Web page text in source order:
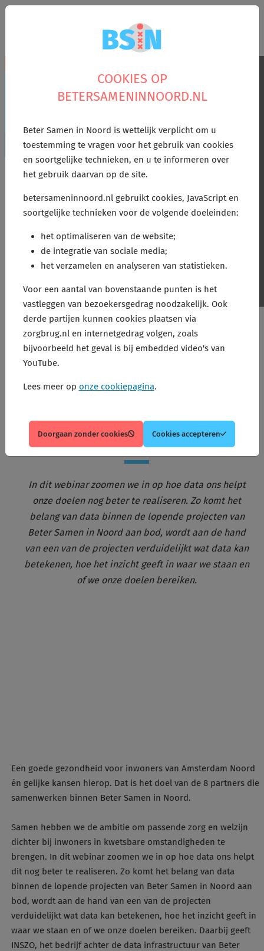
terug: 'Beter samen
met data'
Kijk nu het webinar
data'
In dit webinar zoomen we in op hoe data ons helpt
onze doelen nog beter te realiseren. Zo komt het
belang van data binnen de lopende projecten van
Beter Samen in Noord aan bod, wordt aan de hand
van een van de projecten verduidelijkt wat data kan
betekenen, hoe het inzicht geeft in waar we staan en
of we onze doelen bereiken.
Een goede gezondheid voor inwoners van Amsterdam Noord
én gelijke kansen hierop. Dat is het doel van de 8 partners die
samenwerken binnen Beter Samen in Noord.
Samen hebben we de ambitie om passende zorg en welzijn
dichter bij inwoners in kwetsbare omstandigheden te
brengen. In dit webinar zoomen we in op hoe data ons helpt
dit nog beter te realiseren. Zo komt het belang van data
binnen de lopende projecten van Beter Samen in Noord aan
bod, wordt aan de hand van een van de projecten
verduidelijkt wat data kan betekenen, hoe het inzicht geeft in
waar we staan en of we onze doelen bereiken. Daarbij geeft
INSZO, het bedrijf achter de data infrastructuur van Beter
COOKIES OP
BETERSAMENINNOORD.NL
Beter Samen in Noord is wettelijk verplicht om u
toestemming te vragen voor het gebruik van cookies
en soortgelijke technieken, en u te informeren over
het gebruik daarvan op de site.
betersameninnoord.nl gebruikt cookies, JavaScript en
soortgelijke technieken voor de volgende doeleinden:
het optimaliseren van de website;
de integratie van sociale media;
het verzamelen en analyseren van statistieken.
Voor een aantal van bovenstaande punten is het
vastleggen van bezoekersgedrag noodzakelijk. Ook
derde partijen kunnen cookies plaatsen via
zorgbrug.nl en internetgedrag volgen, zoals
bijvoorbeeld het geval is bij embedded video's van
YouTube.
Lees meer op onze cookiepagina.
Doorgaan zonder cookies Cookies accepteren